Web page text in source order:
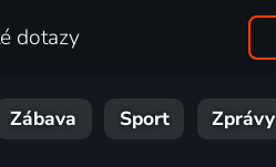
dotazy
Zábava Sport Zprávy